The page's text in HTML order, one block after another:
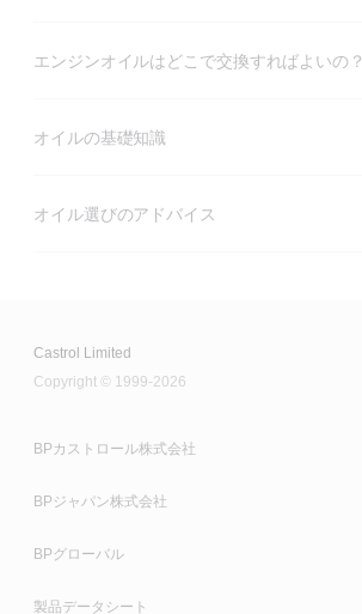
エンジンオイルはどこで交換すればよいの？
オイルの基礎知識
オイル選びのアドバイス
Castrol Limited
Copyright © 1999-2026
BPカストロール株式会社
BPジャパン株式会社
BPグローバル
製品データシート